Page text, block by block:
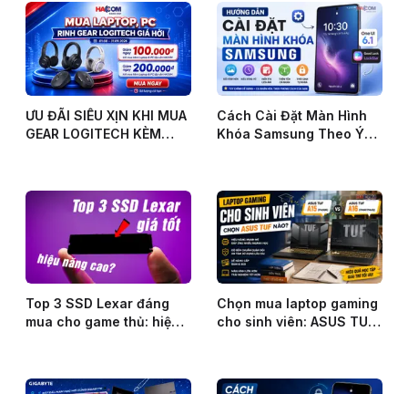
ƯU ĐÃI SIÊU XỊN KHI MUA
GEAR LOGITECH KÈM
Cách Cài Đặt Màn Hình
Khóa Samsung Theo Ý
Top 3 SSD Lexar đáng
mua cho game thủ: hiệu
Chọn mua laptop gaming
cho sinh viên: ASUS TUF